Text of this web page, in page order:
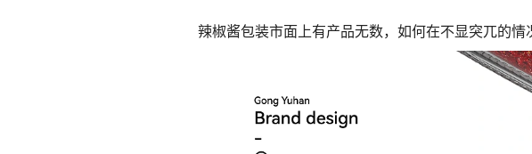
辣椒酱包装市面上有产品无数，如何在不显突兀的情